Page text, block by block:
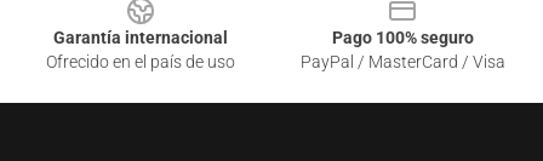
Garantía internacional
Ofrecido en el país de uso
Pago 100% seguro
PayPal / MasterCard / Visa